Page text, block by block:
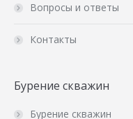
Вопросы и ответы
Контакты
Бурение скважин
Бурение скважин